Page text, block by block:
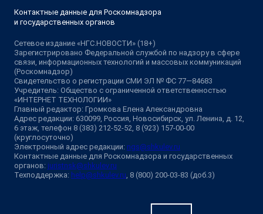
Контактные данные для Роскомнадзора
и государственных органов
Сетевое издание «НГС.НОВОСТИ» (18+)
Зарегистрировано Федеральной службой по надзору в сфере
связи, информационных технологий и массовых коммуникаций
(Роскомнадзор)
Свидетельство о регистрации СМИ ЭЛ № ФС 77—84683
Учредитель: Общество с ограниченной ответственностью
«ИНТЕРНЕТ ТЕХНОЛОГИИ»
Главный редактор: Громкова Елена Александровна
Адрес редакции: 630099, Россия, Новосибирск, ул. Ленина, д. 12,
6 этаж, телефон 8 (383) 212-52-52, 8 (923) 157-00-00
(круглосуточно)
Электронный адрес редакции: ngs@shkulev.ru
Контактные данные для Роскомнадзора и государственных
органов: juristnsk@shkulev.ru
Техподдержка: help@shkulev.ru , 8 (800) 200-03-83 (доб.3)